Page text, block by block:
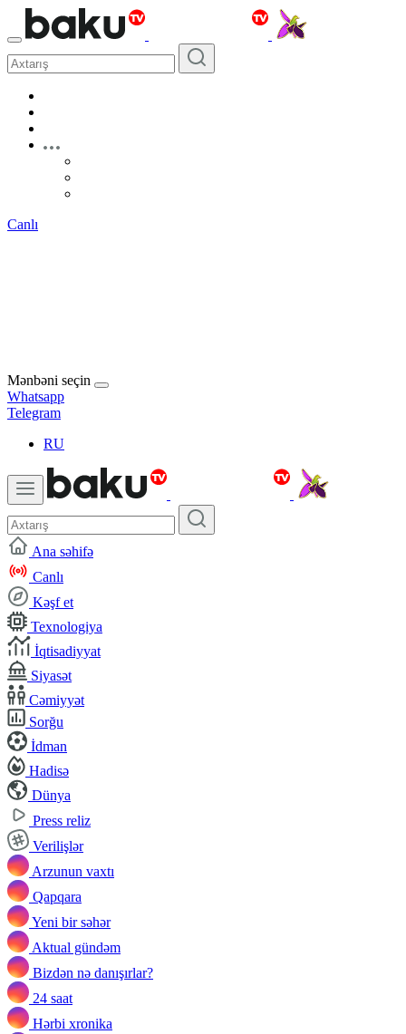
Canlı
Mənbəni seçin
Whatsapp
Telegram
RU
Ana səhifə
Canlı
Kəşf et
Texnologiya
İqtisadiyyat
Siyasət
Cəmiyyət
Sorğu
İdman
Hadisə
Dünya
Press reliz
Verilişlər
Arzunun vaxtı
Qapqara
Yeni bir səhər
Aktual gündəm
Bizdən nə danışırlar?
24 saat
Hərbi xronika